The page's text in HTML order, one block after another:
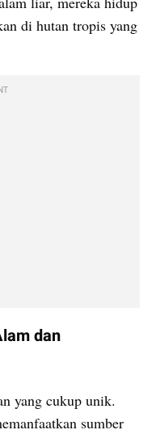
di hutan tropis yang
dan
yang cukup unik.
sumber